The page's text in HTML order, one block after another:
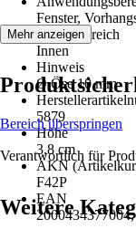
Fenster,
Einsatzbereich
Innen
Hinweis
Ø Öse 10 mm
5879
Höhe
3,8 cm
AKN
F42P
EAN
Mehr anzeigen
Bereich überspringen
Verantwortlich für
Weitere